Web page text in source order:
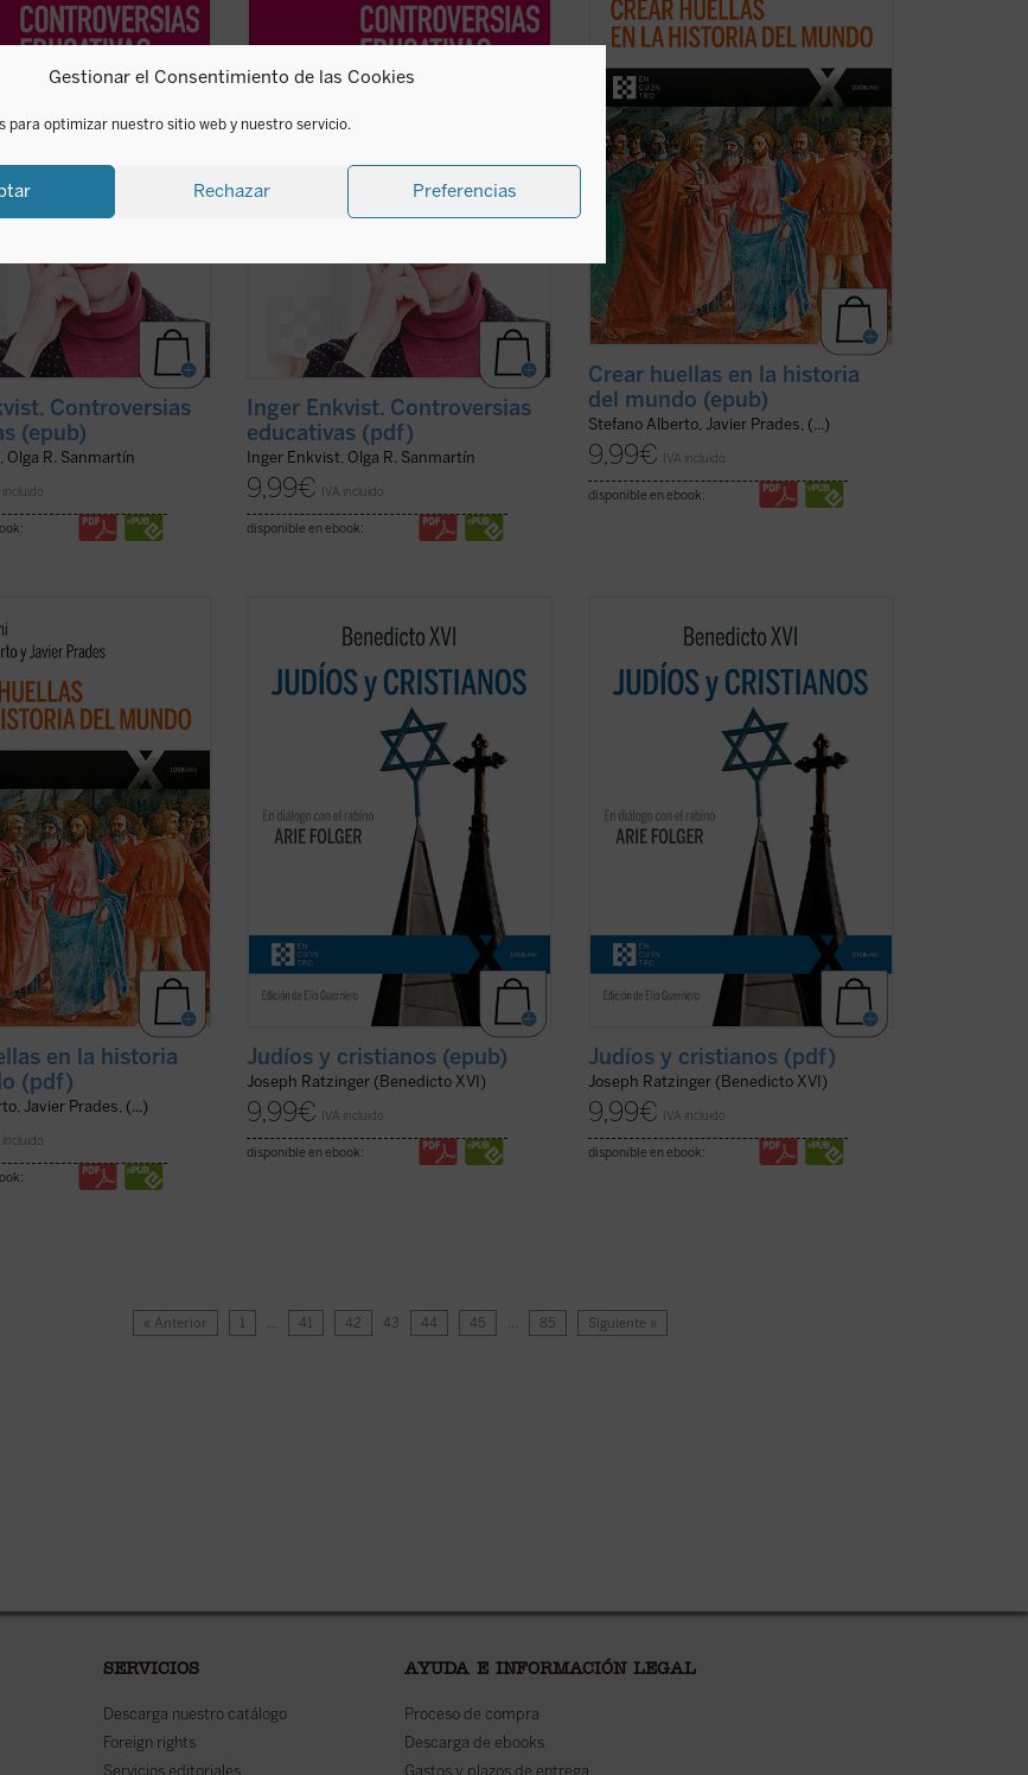
Gestionar el Consentimiento de las Cookies
para optimizar nuestro sitio web y nuestro servicio.
Rechazar Preferencias
las cuestiones más
en el terreno de la
diferenciado, ...(ver ficha)
Controversias
(epub)
Olga R. Sanmartín
incluido
conversación las cuestiones más
controvertidas en el terreno de la
inclusivo y el diferenciado, ...
Inger Enkvist. Controversias
educativas (pdf)
Inger Enkvist, Olga R. Sanmartín
9,99€ IVA incluido
disponible en ebook:
imprevisto e imprevisible: el anuncio de
que el Misterio se ha hecho hombre en
es ...(ver ficha)
Crear huellas en la historia
del mundo (epub)
Stefano Alberto, Javier Prades, (...)
9,99€ IVA incluido
disponible en ebook:
bóveda del presente libro es
del sentido profundo
imprevisible: el anuncio de
se ha hecho hombre en
en la historia
(pdf)
Javier Prades, (...)
incluido
Los protagonistas de este libro son un
resuenan como un eco de un mundo
lejano y un joven rabino que vive en la
Viena cada vez más secular y dispersiva
del siglo XXI. Es una apasionante
sucesión de escritos, ...(ver ficha)
Judíos y cristianos (epub)
Joseph Ratzinger (Benedicto XVI)
9,99€ IVA incluido
disponible en ebook:
Los protagonistas de este libro son un
resuenan como un eco de un mundo
lejano y un joven rabino que vive en la
Viena cada vez más secular y dispersiva
del siglo XXI. Es una apasionante
sucesión de escritos, ...(ver ficha)
Judíos y cristianos (pdf)
Joseph Ratzinger (Benedicto XVI)
9,99€ IVA incluido
disponible en ebook:
« Anterior 1 … 41 42 43 44 45 … 85 Siguiente »
SERVICIOS
Descarga nuestro catálogo
Foreign rights
Servicios editoriales
AYUDA E INFORMACIÓN LEGAL
Proceso de compra
Descarga de ebooks
Gastos y plazos de entrega